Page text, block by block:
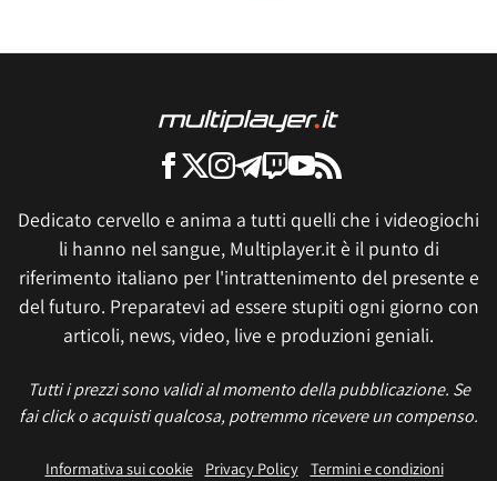
Dedicato cervello e anima a tutti quelli che i videogiochi
li hanno nel sangue, Multiplayer.it è il punto di
riferimento italiano per l'intrattenimento del presente e
del futuro. Preparatevi ad essere stupiti ogni giorno con
articoli, news, video, live e produzioni geniali.
Tutti i prezzi sono validi al momento della pubblicazione. Se
fai click o acquisti qualcosa, potremmo ricevere un compenso.
Informativa sui cookie Privacy Policy Termini e condizioni